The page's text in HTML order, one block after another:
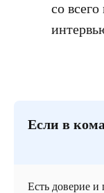
со
Если в
Есть доверие и